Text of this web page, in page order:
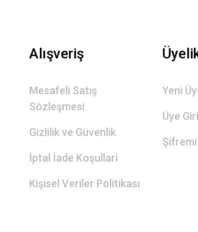
Alışveriş
Mesafeli Satış
Sözleşmesi
Gizlilik ve Güvenlik
İptal İade Koşullari
Kişisel Veriler Politikası
Yeni
Üye